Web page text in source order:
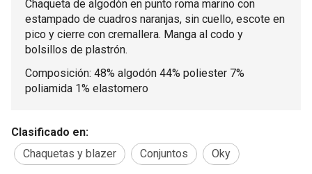
Chaqueta de algodón en punto roma marino con
estampado de cuadros naranjas, sin cuello, escote en
pico y cierre con cremallera. Manga al codo y
bolsillos de plastrón.
Composición: 48% algodón 44% poliester 7%
poliamida 1% elastomero
Clasificado en:
Chaquetas y blazer
Conjuntos Oky